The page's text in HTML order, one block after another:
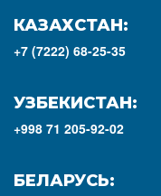
КАЗАХСТАН:
+7 (7222) 68-25-35
УЗБЕКИСТАН:
+998 71 205-92-02
БЕЛАРУСЬ: